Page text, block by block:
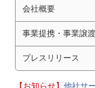
会社概要
事業提携・事業譲
プレスリリース
【お知らせ】他社サ